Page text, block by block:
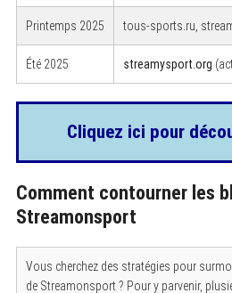
Printemps 2025 tous-sports.ru,
Été 2025 streamysport.org
Cliquez ici pour
Comment contourner les
Streamonsport
Vous cherchez des stratégies pour
de Streamonsport ? Pour y parvenir,